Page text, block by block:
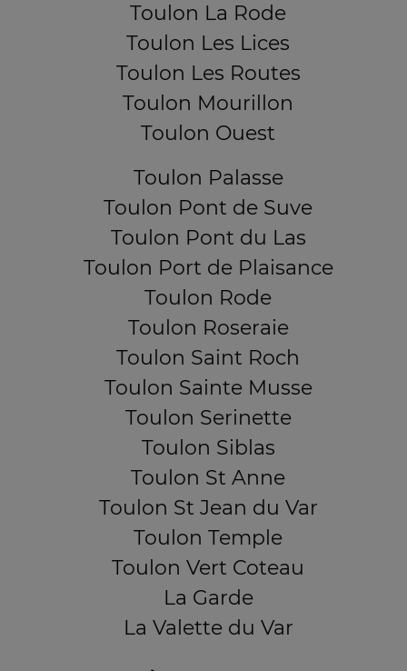
Toulon La Rode
Toulon Les Lices
Toulon Les Routes
Toulon Mourillon
Toulon Ouest
Toulon Palasse
Toulon Pont de Suve
Toulon Pont du Las
Toulon Port de Plaisance
Toulon Rode
Toulon Roseraie
Toulon Saint Roch
Toulon Sainte Musse
Toulon Serinette
Toulon Siblas
Toulon St Anne
Toulon St Jean du Var
Toulon Temple
Toulon Vert Coteau
La Garde
La Valette du Var